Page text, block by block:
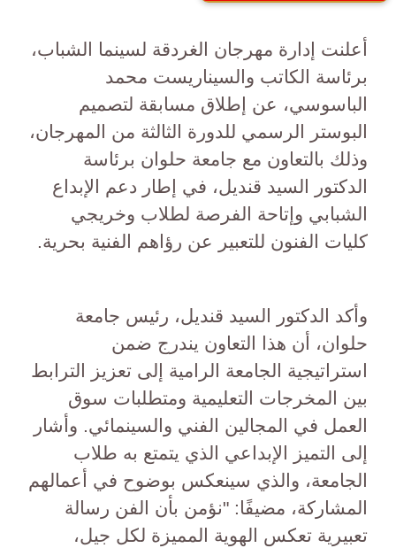
أعلنت إدارة مهرجان الغردقة لسينما الشباب،
برئاسة الكاتب والسيناريست محمد
الباسوسي، عن إطلاق مسابقة لتصميم
البوستر الرسمي للدورة الثالثة من المهرجان،
وذلك بالتعاون مع جامعة حلوان برئاسة
الدكتور السيد قنديل، في إطار دعم الإبداع
الشبابي وإتاحة الفرصة لطلاب وخريجي
كليات الفنون للتعبير عن رؤاهم الفنية بحرية.
وأكد الدكتور السيد قنديل، رئيس جامعة
حلوان، أن هذا التعاون يندرج ضمن
استراتيجية الجامعة الرامية إلى تعزيز الترابط
بين المخرجات التعليمية ومتطلبات سوق
العمل في المجالين الفني والسينمائي. وأشار
إلى التميز الإبداعي الذي يتمتع به طلاب
الجامعة، والذي سينعكس بوضوح في أعمالهم
المشاركة، مضيفًا: "نؤمن بأن الفن رسالة
تعبيرية تعكس الهوية المميزة لكل جيل،